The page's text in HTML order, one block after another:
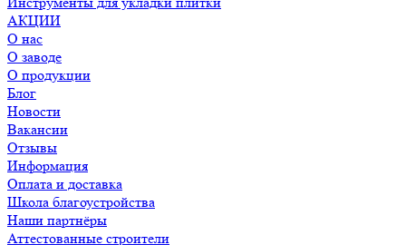
АКЦИИ
О нас
О заводе
О продукции
Блог
Новости
Вакансии
Отзывы
Информация
Оплата и доставка
Школа благоустройства
Наши партнёры
Аттестованные строители